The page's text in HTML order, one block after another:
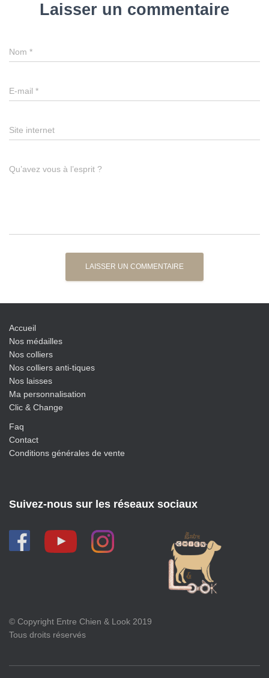
Laisser un commentaire
Nom *
E-mail *
Site internet
Qu’avez vous à l’esprit ?
Accueil
Nos médailles
Nos colliers
Nos colliers anti-tiques
Nos laisses
Ma personnalisation
Clic & Change
Faq
Contact
Conditions générales de vente
Suivez-nous sur les réseaux sociaux
© Copyright Entre Chien & Look 2019
Tous droits réservés